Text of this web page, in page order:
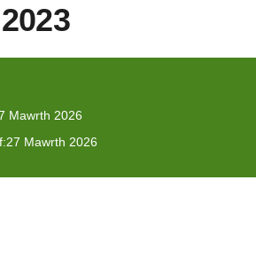
Mawrth 2026
27 Mawrth 2026